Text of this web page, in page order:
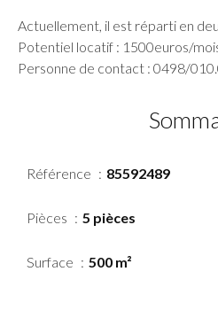
Actuellement, il est réparti en
Potentiel locatif : 1500euros/
Personne de contact : 0498/
Référence 85592489
Pièces 5 pièces
Surface 500 m²